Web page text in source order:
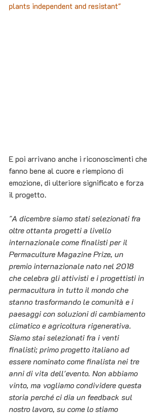
plants independent and resistant"
E poi arrivano anche i riconoscimenti che
fanno bene al cuore e riempiono di
emozione, di ulteriore significato e forza
il progetto.
"A dicembre siamo stati selezionati fra
oltre ottanta progetti a livello
internazionale come finalisti per il
Permaculture Magazine Prize, un
premio internazionale nato nel 2018
che celebra gli attivisti e i progettisti in
permacultura in tutto il mondo che
stanno trasformando le comunità e i
paesaggi con soluzioni di cambiamento
climatico e agricoltura rigenerativa.
Siamo stai selezionati fra i venti
finalisti; primo progetto italiano ad
essere nominato come finalista nei tre
anni di vita dell'evento. Non abbiamo
vinto, ma vogliamo condividere questa
storia perché ci dia un feedback sul
nostro lavoro, su come lo stiamo